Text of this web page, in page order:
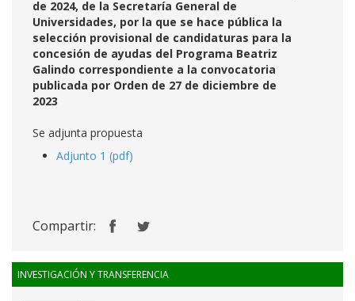
de 2024, de la Secretaría General de
Universidades, por la que se hace pública la
selección provisional de candidaturas para la
concesión de ayudas del Programa Beatriz
Galindo correspondiente a la convocatoria
publicada por Orden de 27 de diciembre de
2023
Se adjunta propuesta
Adjunto 1 (pdf)
Compartir:
INVESTIGACIÓN Y TRANSFERENCIA